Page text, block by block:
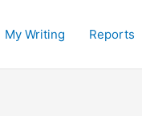
My Writing Reports